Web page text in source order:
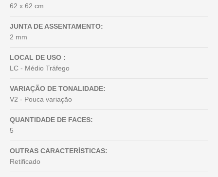
62 x 62 cm
JUNTA DE ASSENTAMENTO:
2 mm
LOCAL DE USO :
LC - Médio Tráfego
VARIAÇÃO DE TONALIDADE:
V2 - Pouca variação
QUANTIDADE DE FACES:
5
OUTRAS CARACTERÍSTICAS:
Retificado